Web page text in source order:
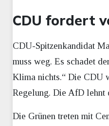
CDU fordert
CDU-Spitzenkandidat
muss weg. Es schadet
Klima nichts.“ Die CDU
Regelung. Die AfD lehnt
Die Grünen treten mit